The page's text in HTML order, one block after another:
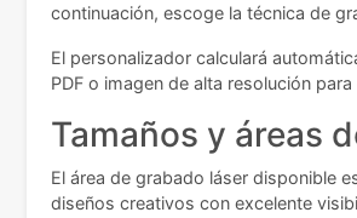
continuación, escoge la técnica de
El personalizador calculará
PDF o imagen de alta resolución
Tamaños y áreas
El área de grabado láser disponible
diseños creativos con excelente